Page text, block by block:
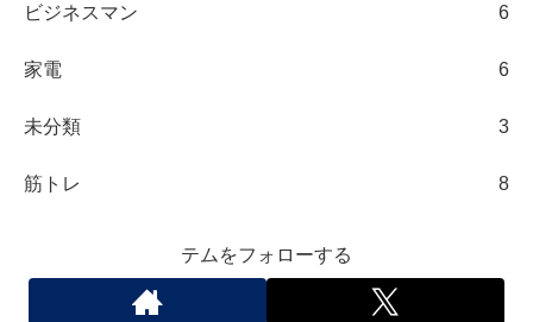
ビジネスマン 6
家電 6
未分類 3
筋トレ 8
テムをフォローする